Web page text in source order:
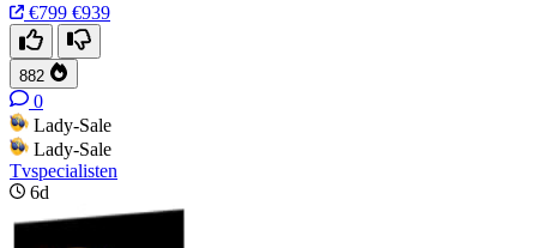
€799 €939
882
0
Lady-Sale
Lady-Sale
Tvspecialisten
6d